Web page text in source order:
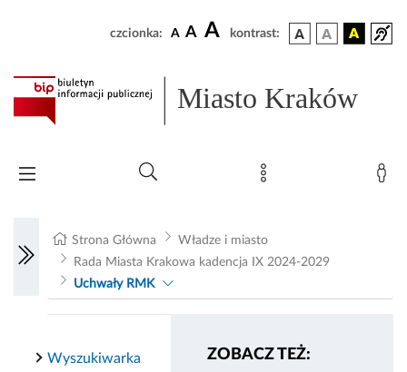
czcionka: A A A kontrast:
Miasto Kraków
Strona Główna
Władze i miasto
Rada Miasta Krakowa kadencja IX 2024-2029
Uchwały RMK
ZOBACZ TEŻ:
Wyszukiwarka